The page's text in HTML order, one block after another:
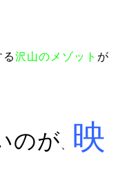
沢山のメゾット が
のが 映